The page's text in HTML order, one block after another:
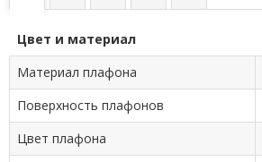
Цвет и материал
Материал плафона
Поверхность плафонов
Цвет плафона